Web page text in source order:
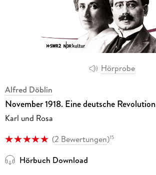
Hörprobe
Alfred Döblin
November 1918. Eine deutsche Revolution
Karl und Rosa
(2 Bewertungen)15
Hörbuch Download